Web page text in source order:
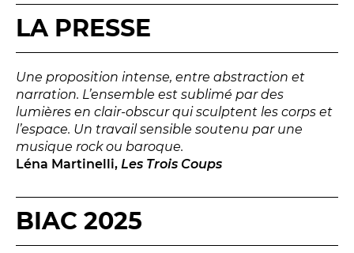
LES FRANCISCAINS LA CUISINE
BILLETTERIE
Accueil & horaires
Tarifs, abonnements & places à l’unité
LA PRESSE
Une proposition intense, entre abstraction et
narration. L’ensemble est sublimé par des
lumières en clair-obscur qui sculptent les corps et
l’espace. Un travail sensible soutenu par une
musique rock ou baroque.
Léna Martinelli, Les Trois Coups
BIAC 2025